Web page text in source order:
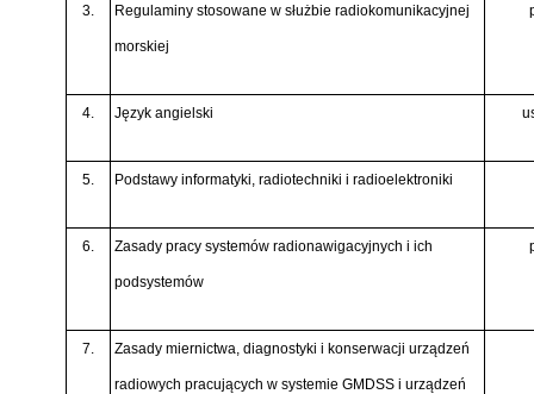
3. Regulaminy stosowane w służbie radiokomunikacyjnej
morskiej
4. Język angielski
5. Podstawy informatyki, radiotechniki i radioelektroniki
6. Zasady pracy systemów radionawigacyjnych i ich
podsystemów
7. Zasady miernictwa, diagnostyki i konserwacji urządzeń
radiowych pracujących w systemie GMDSS i urządzeń